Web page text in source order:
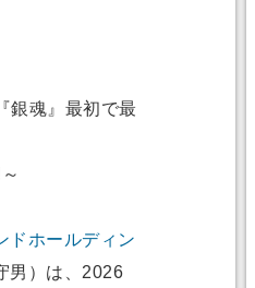
銀魂』最初で最
ドホールディン
男）は、2026